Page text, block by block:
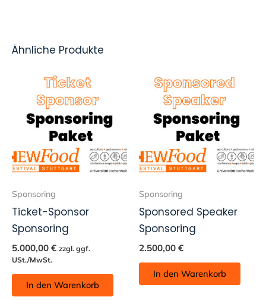
Ähnliche Produkte
Sponsoring
Ticket-Sponsor
Sponsoring
5.000,00 € zzgl. ggf.
USt./MwSt.
In den Warenkorb
Sponsoring
Sponsored Speaker
Sponsoring
2.500,00 €
In den Warenkorb